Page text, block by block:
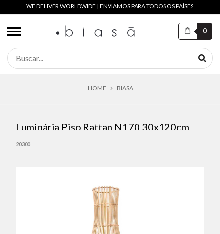
WE DELIVER WORLDWIDE | ENVIAMOS PARA TODOS OS PAÍSES
0
HOME BIASA
Luminária Piso Rattan N170 30x120cm
20300